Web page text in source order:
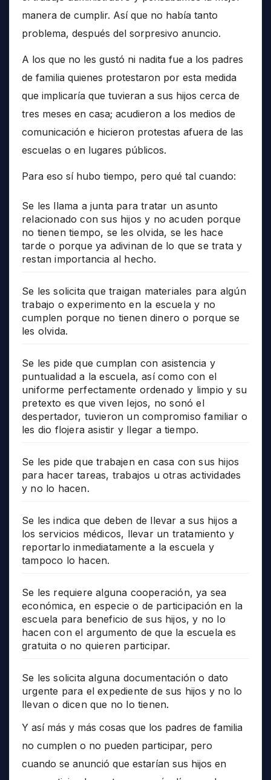
manera de cumplir. Así que no había tanto
problema, después del sorpresivo anuncio.
A los que no les gustó ni nadita fue a los padres
de familia quienes protestaron por esta medida
que implicaría que tuvieran a sus hijos cerca de
tres meses en casa; acudieron a los medios de
comunicación e hicieron protestas afuera de las
escuelas o en lugares públicos.
Para eso sí hubo tiempo, pero qué tal cuando:
Se les llama a junta para tratar un asunto
relacionado con sus hijos y no acuden porque
no tienen tiempo, se les olvida, se les hace
tarde o porque ya adivinan de lo que se trata y
restan importancia al hecho.
Se les solicita que traigan materiales para algún
trabajo o experimento en la escuela y no
cumplen porque no tienen dinero o porque se
les olvida.
Se les pide que cumplan con asistencia y
puntualidad a la escuela, así como con el
uniforme perfectamente ordenado y limpio y su
pretexto es que viven lejos, no sonó el
despertador, tuvieron un compromiso familiar o
les dio flojera asistir y llegar a tiempo.
Se les pide que trabajen en casa con sus hijos
para hacer tareas, trabajos u otras actividades
y no lo hacen.
Se les indica que deben de llevar a sus hijos a
los servicios médicos, llevar un tratamiento y
reportarlo inmediatamente a la escuela y
tampoco lo hacen.
Se les requiere alguna cooperación, ya sea
económica, en especie o de participación en la
escuela para beneficio de sus hijos, y no lo
hacen con el argumento de que la escuela es
gratuita o no quieren participar.
Se les solicita alguna documentación o dato
urgente para el expediente de sus hijos y no lo
llevan o dicen que no lo tienen.
Y así más y más cosas que los padres de familia
no cumplen o no pueden participar, pero
cuando se anunció que estarían sus hijos en